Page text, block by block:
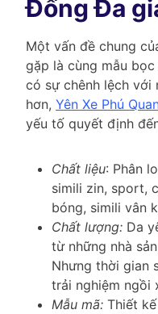
Đống Đa
Một vấn đề chung
gặp là cùng mẫu
có sự chênh lệch với
hơn, Yên Xe Phú
yếu tố quyết định
Chất liệu: Phân
simili zin, sport,
bóng, simili vân
Chất lượng: Da
từ những nhà
Nhưng thời gian
trải nghiệm ngồi
Mẫu mã: Thiết